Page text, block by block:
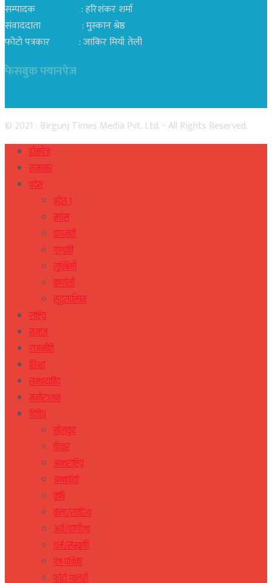
सम्पादक : हरिशंकर शर्मा
संवाददाता : मुस्कान श्रेष्ठ
फोटो पत्रकार : जाकिर मियाँ तेली
फेसबुक फ्यानपेज
© 2021 : Birgunj Times Media Pvt. Ltd. - All Rights Reserved.
होमपेज
समाचार
प्रदेश
प्रदेश १
मधेस
वागमती
गण्डकी
लुम्बिनी
कर्णाली
सुदुरपस्चिम
राष्ट्रिय
समाज
राजनीति
शिक्षा
सम्पादकीय
मनोरञ्जन
विविध
खेलकुद
विचार
अन्तराष्ट्रिय
अन्तर्वार्ता
कृषि
कला/साहित्य
अर्थ/वाणीज्य
धर्म/संस्कृति
पत्र-पत्रिका
फोटो ग्यलरी